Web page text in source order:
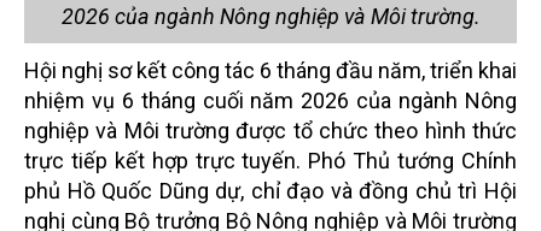
2026 của ngành Nông nghiệp và Môi trường.
Hội nghị sơ kết công tác 6 tháng đầu năm, triển khai
nhiệm vụ 6 tháng cuối năm 2026 của ngành Nông
nghiệp và Môi trường được tổ chức theo hình thức
trực tiếp kết hợp trực tuyến. Phó Thủ tướng Chính
phủ Hồ Quốc Dũng dự, chỉ đạo và đồng chủ trì Hội
nghị cùng Bộ trưởng Bộ Nông nghiệp và Môi trường